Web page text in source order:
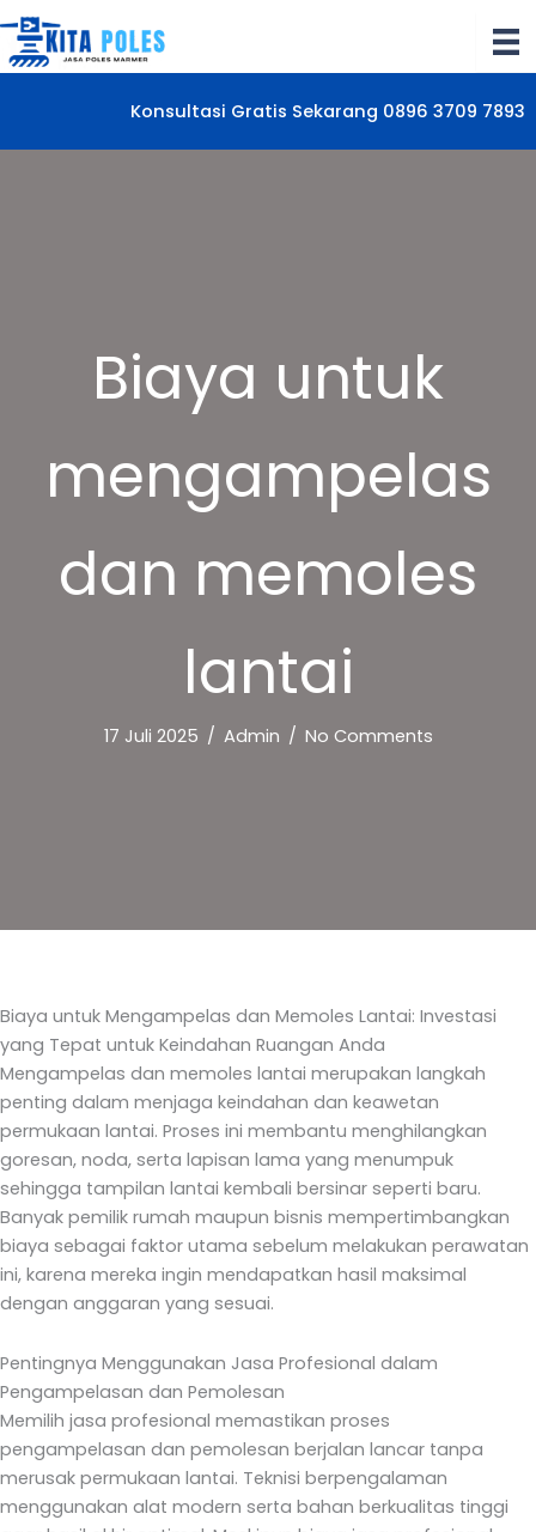
Lewati
ke
konten
Konsultasi Gratis Sekarang 0896 3709 7893
Biaya untuk
mengampelas
dan memoles
lantai
17 Juli 2025 / Admin / No Comments
Biaya untuk Mengampelas dan Memoles Lantai: Investasi
yang Tepat untuk Keindahan Ruangan Anda
Mengampelas dan memoles lantai merupakan langkah
penting dalam menjaga keindahan dan keawetan
permukaan lantai. Proses ini membantu menghilangkan
goresan, noda, serta lapisan lama yang menumpuk
sehingga tampilan lantai kembali bersinar seperti baru.
Banyak pemilik rumah maupun bisnis mempertimbangkan
biaya sebagai faktor utama sebelum melakukan perawatan
ini, karena mereka ingin mendapatkan hasil maksimal
dengan anggaran yang sesuai.
Pentingnya Menggunakan Jasa Profesional dalam
Pengampelasan dan Pemolesan
Memilih jasa profesional memastikan proses
pengampelasan dan pemolesan berjalan lancar tanpa
merusak permukaan lantai. Teknisi berpengalaman
menggunakan alat modern serta bahan berkualitas tinggi